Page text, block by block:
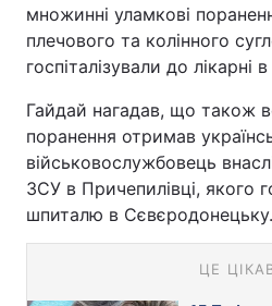
множинні уламкові
плечового та колінного
госпіталізували до лікарні
Гайдай нагадав, що також
поранення отримав
військовослужбовець
ЗСУ в Причепилівці, якого
шпиталю в Сєвєродонецьку.